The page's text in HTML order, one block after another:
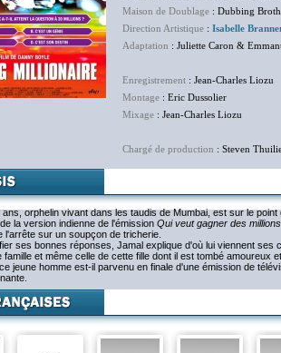
Maison de Doublage : Dubbing
Direction Artistique : Isabelle
Adaptation : Juliette Caron &
Enregistrement : Jean-Charles Liozu
Montage : Eric Dussolier
Mixage : Jean-Charles Liozu
Chargé de production : Steven
ans, orphelin vivant dans les taudis de Mumbai, est sur le
la version indienne de l'émission Qui veut gagner des
l'arrête sur un soupçon de tricherie.
ses bonnes réponses, Jamal explique d'où lui viennent ses
et même celle de cette fille dont il est tombé amoureux
jeune homme est-il parvenu en finale d'une émission de